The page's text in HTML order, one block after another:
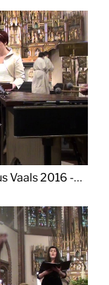
Patroonsfeest Schutterij Sint Paulus Vaals 2016 - Panis Angelicus